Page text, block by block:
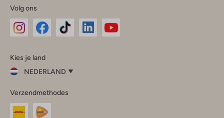
Volg ons
InstagramFacebook
Kies je land
NEDERLAND
je
land
Verzendmethodes